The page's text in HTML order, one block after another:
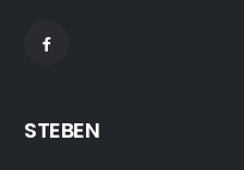
STEBEN